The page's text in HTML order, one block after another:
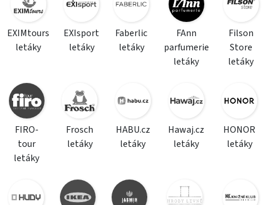
EXIMtours
letáky
EXIsport
letáky
Faberlic
letáky
FAnn
parfumerie
letáky
Filson
Store
letáky
FIRO-
tour
letáky
Frosch
letáky
HABU.cz
letáky
Hawaj.cz
letáky
HONOR
letáky